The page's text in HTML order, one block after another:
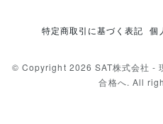
特定商取引に基づく表記 個
© Copyright 2026 SAT株式会社 -
合格へ. All